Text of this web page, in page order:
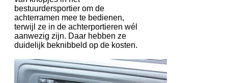
bestuurdersportier om de
achterramen mee te bedienen,
terwijl ze in de achterportieren wél
aanwezig zijn. Daar hebben ze
duidelijk beknibbeld op de kosten.